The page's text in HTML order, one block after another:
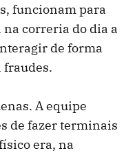
funcionam para
correria do dia a
de forma
fraudes.
A equipe
de fazer terminais
era, na